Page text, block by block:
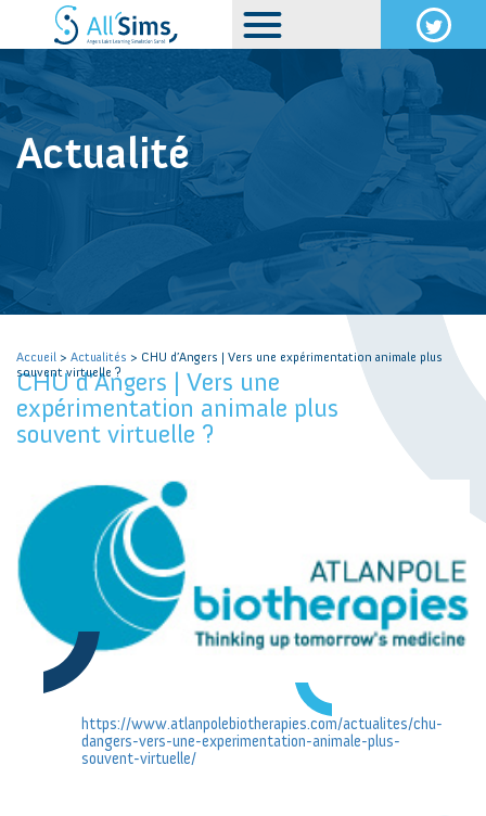
Actualité
Accueil > Actualités > CHU d’Angers | Vers une expérimentation animale plus
souvent virtuelle ?
CHU d’Angers | Vers une
expérimentation animale plus
souvent virtuelle ?
https://www.atlanpolebiotherapies.com/actualites/chu-
dangers-vers-une-experimentation-animale-plus-
souvent-virtuelle/